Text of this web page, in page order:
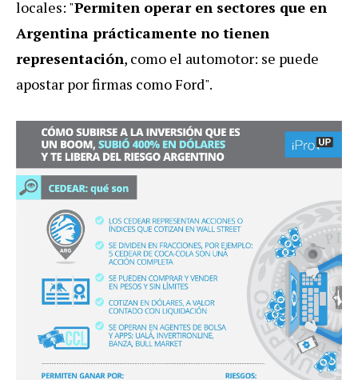
locales: "Permiten operar en sectores que en
Argentina prácticamente no tienen
representación, como el automotor: se puede
apostar por firmas como Ford".